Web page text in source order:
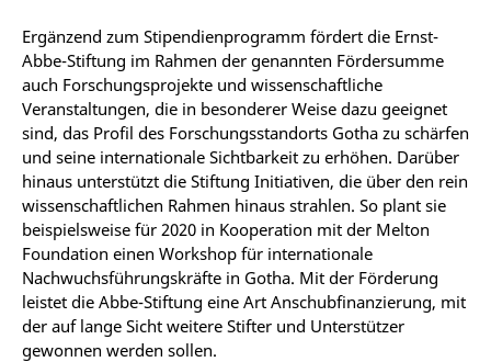
Ergänzend zum Stipendienprogramm fördert die Ernst-
Abbe-Stiftung im Rahmen der genannten Fördersumme
auch Forschungsprojekte und wissenschaftliche
Veranstaltungen, die in besonderer Weise dazu geeignet
sind, das Profil des Forschungsstandorts Gotha zu schärfen
und seine internationale Sichtbarkeit zu erhöhen. Darüber
hinaus unterstützt die Stiftung Initiativen, die über den rein
wissenschaftlichen Rahmen hinaus strahlen. So plant sie
beispielsweise für 2020 in Kooperation mit der Melton
Foundation einen Workshop für internationale
Nachwuchsführungskräfte in Gotha. Mit der Förderung
leistet die Abbe-Stiftung eine Art Anschubfinanzierung, mit
der auf lange Sicht weitere Stifter und Unterstützer
gewonnen werden sollen.